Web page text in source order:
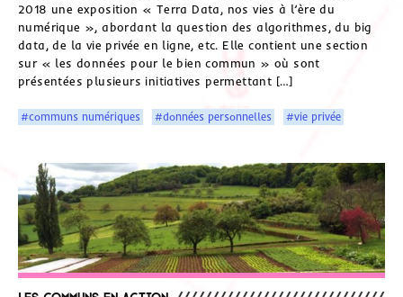
2018 une exposition « Terra Data, nos vies à l’ère du
numérique », abordant la question des algorithmes, du big
data, de la vie privée en ligne, etc. Elle contient une section
sur « les données pour le bien commun » où sont
présentées plusieurs initiatives permettant […]
#communs numériques #données personnelles #vie privée